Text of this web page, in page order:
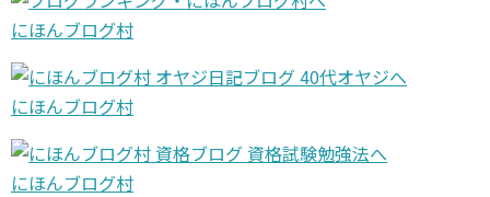
にほんブログ村
にほんブログ村
にほんブログ村